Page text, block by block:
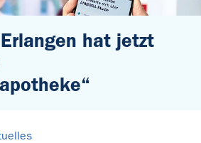
hat jetzt